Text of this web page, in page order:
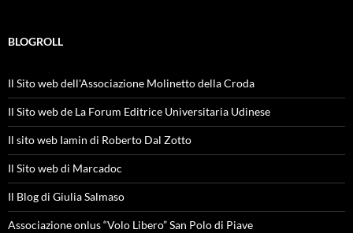
BLOGROLL
Il Sito web dell'Associazione Molinetto della Croda
Il Sito web de La Forum Editrice Universitaria Udinese
Il sito web Iamin di Roberto Dal Zotto
Il Sito web di Marcadoc
Il Blog di Giulia Salmaso
Associazione onlus “Volo Libero” San Polo di Piave